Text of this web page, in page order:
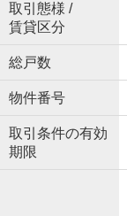
取引態様 /
賃貸区分
総戸数
物件番号
取引条件の有効
期限